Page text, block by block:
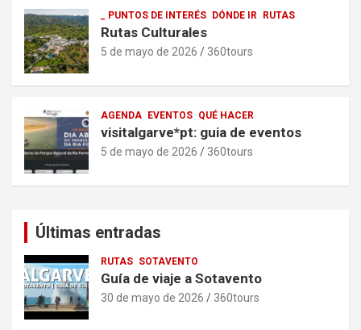
_ PUNTOS DE INTERÉS DÓNDE IR RUTAS
Rutas Culturales
5 de mayo de 2026 360tours
AGENDA EVENTOS QUÉ HACER
visitalgarve*pt: guia de eventos
5 de mayo de 2026 360tours
Últimas entradas
RUTAS SOTAVENTO
Guía de viaje a Sotavento
30 de mayo de 2026 360tours